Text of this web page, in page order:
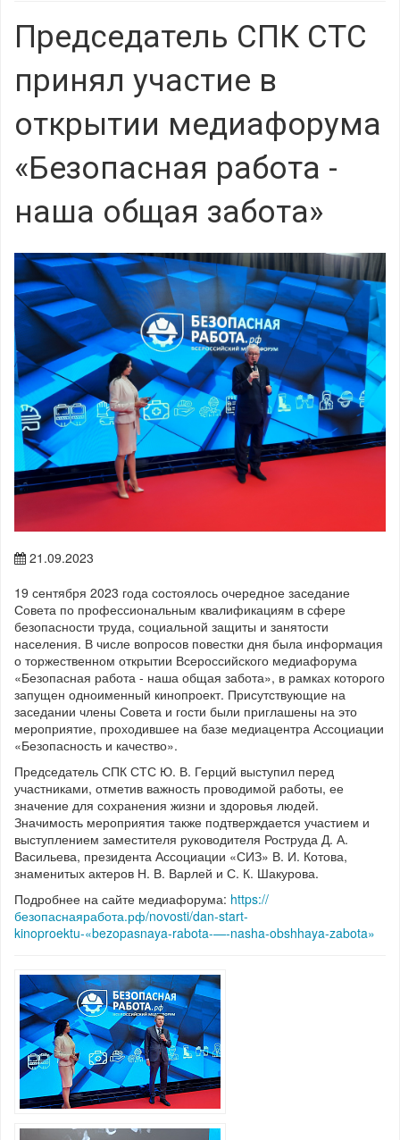
Председатель СПК СТС
принял участие в
открытии медиафорума
«Безопасная работа -
наша общая забота»
21.09.2023
19 сентября 2023 года состоялось очередное заседание
Совета по профессиональным квалификациям в сфере
безопасности труда, социальной защиты и занятости
населения. В числе вопросов повестки дня была информация
о торжественном открытии Всероссийского медиафорума
«Безопасная работа - наша общая забота», в рамках которого
запущен одноименный кинопроект. Присутствующие на
заседании члены Совета и гости были приглашены на это
мероприятие, проходившее на базе медиацентра Ассоциации
«Безопасность и качество».
Председатель СПК СТС Ю. В. Герций выступил перед
участниками, отметив важность проводимой работы, ее
значение для сохранения жизни и здоровья людей.
Значимость мероприятия также подтверждается участием и
выступлением заместителя руководителя Роструда Д. А.
Васильева, президента Ассоциации «СИЗ» В. И. Котова,
знаменитых актеров Н. В. Варлей и С. К. Шакурова.
Подробнее на сайте медиафорума: https://
безопаснаяработа.рф/novosti/dan-start-
kinoproektu-«bezopasnaya-rabota-—-nasha-obshhaya-zabota»